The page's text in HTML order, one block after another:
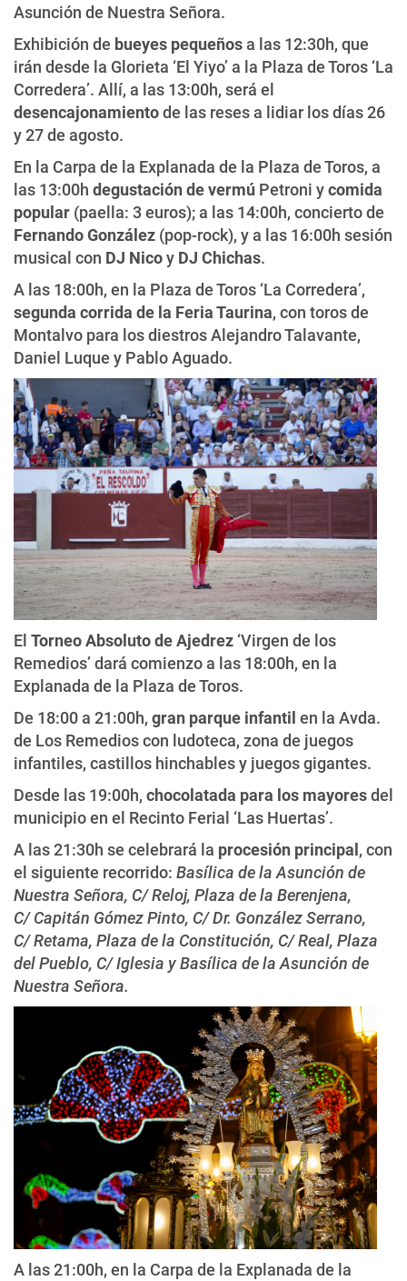
Asunción de Nuestra Señora.
Exhibición de bueyes pequeños a las 12:30h, que
irán desde la Glorieta ‘El Yiyo’ a la Plaza de Toros ‘La
Corredera’. Allí, a las 13:00h, será el
desencajonamientode las reses a lidiar los días 26
y 27 de agosto.
En la Carpa de la Explanada de la Plaza de Toros, a
las 13:00h degustación de vermú Petroni ycomida
popular (paella: 3 euros); a las 14:00h, concierto de
Fernando González (pop-rock), y a las 16:00h sesión
musical con DJ Nicoy DJ Chichas.
A las 18:00h, en la Plaza de Toros ‘La Corredera’,
segunda corrida de la Feria Taurina, con toros de
Montalvo para los diestros Alejandro Talavante,
Daniel Luque y Pablo Aguado.
El Torneo Absoluto de Ajedrez ‘Virgen de los
Remedios’ dará comienzo a las 18:00h, en la
Explanada de la Plaza de Toros.
De 18:00 a 21:00h, gran parque infantil en la Avda.
de Los Remedios con ludoteca, zona de juegos
infantiles, castillos hinchables y juegos gigantes.
Desde las 19:00h, chocolatada para los mayoresdel
municipio en el Recinto Ferial ‘Las Huertas’.
A las 21:30h se celebrará la procesión principal , con
el siguiente recorrido: Basílica de la Asunción de
Nuestra Señora, C/ Reloj, Plaza de la Berenjena,
C/ Capitán Gómez Pinto, C/ Dr. González Serrano,
C/ Retama, Plaza de la Constitución, C/ Real, Plaza
del Pueblo, C/ Iglesia y Basílica de la Asunción de
Nuestra Señora.
A las 21:00h, en la Carpa de la Explanada de la